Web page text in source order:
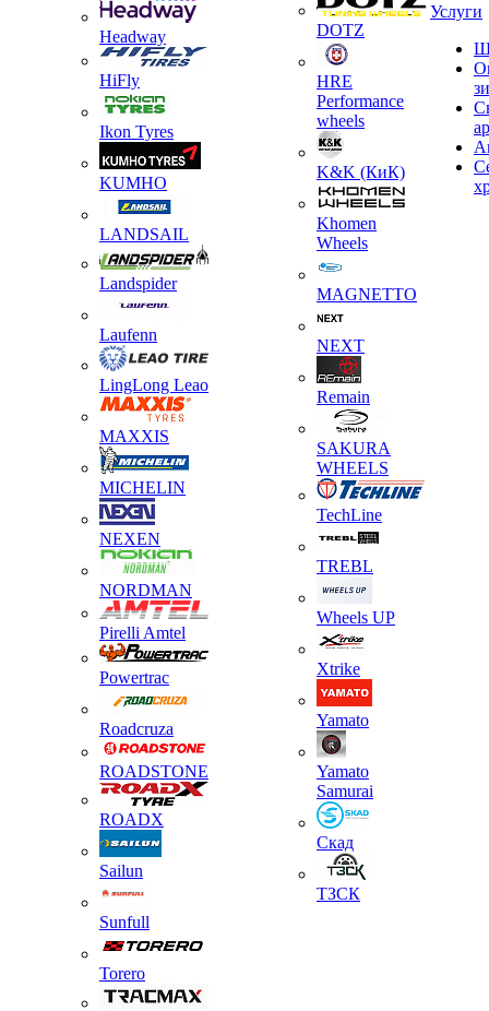
Headway
HiFly
Ikon Tyres
KUMHO
LANDSAIL
Landspider
Laufenn
LingLong Leao
MAXXIS
MICHELIN
NEXEN
NORDMAN
Pirelli Amtel
Powertrac
Roadcruza
ROADSTONE
ROADX
Sailun
Sunfull
Torero
DOTZ
HRE
Performance
wheels
K&K (КиК)
Khomen
Wheels
MAGNETTO
NEXT
Remain
SAKURA
WHEELS
TechLine
TREBL
Wheels UP
Xtrike
Yamato
Yamato
Samurai
Скад
ТЗСК
Услуги